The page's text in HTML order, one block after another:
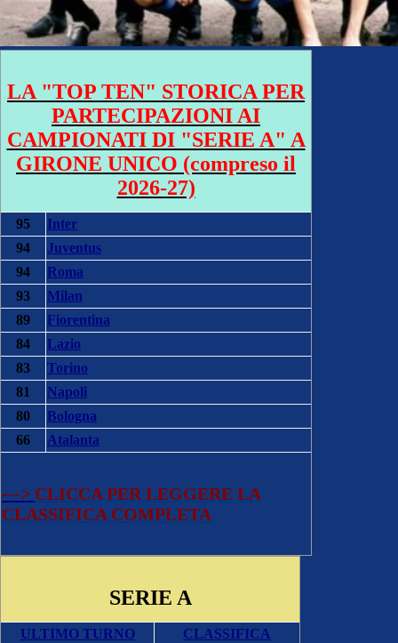
LA "TOP TEN" STORICA PER
PARTECIPAZIONI AI
CAMPIONATI DI "SERIE A" A
GIRONE UNICO (compreso il
2026-27)
95
Inter
94
Juventus
94
Roma
93
Milan
89
Fiorentina
84
Lazio
83
Torino
81
Napoli
80
Bologna
66
Atalanta
---> CLICCA PER LEGGERE LA
CLASSIFICA COMPLETA
SERIE A
ULTIMO TURNO
CLASSIFICA